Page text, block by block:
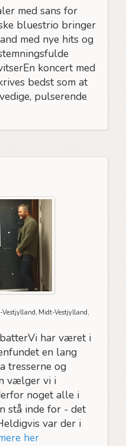
med sans for
bluestrio bringer
med nye hits og
koncert med
bedst som at
pulserende
Midt-Vestjylland,
har været i
en lang
tresserne og
vælger vi i
noget alle i
stå inde for - det
var der i
her